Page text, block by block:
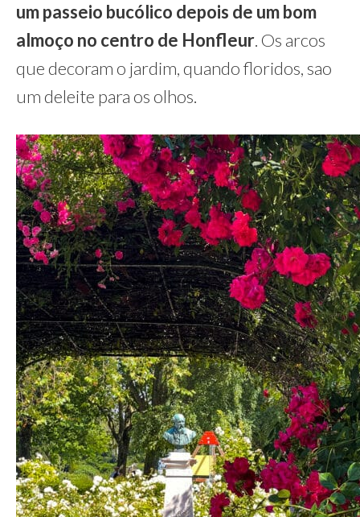
um passeio bucólico depois de um bom
almoço no centro de Honfleur. Os arcos
que decoram o jardim, quando floridos, sao
um deleite para os olhos.